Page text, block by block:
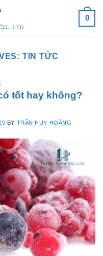
0
TIN TỨC
tốt hay không?
BY TRẦN HUY HOÀNG